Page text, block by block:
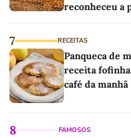
reconheceu a
7 RECEITAS
Panqueca de
receita
café da manhã
8 FAMOSOS